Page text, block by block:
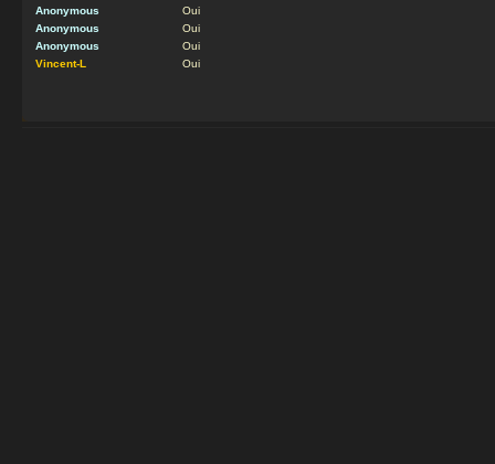
Anonymous
Oui
Anonymous
Oui
Anonymous
Oui
Vincent-L
Oui